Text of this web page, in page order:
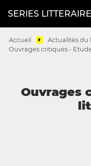
SERIES
Accueil
Actualités du
Ouvrages critiques -
Ouvrages